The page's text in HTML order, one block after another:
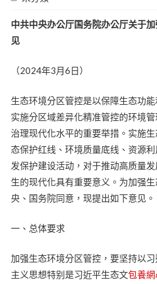
中共中央办公厅国务院办公厅关于
见
（2024年3月6日）
生态环境分区管控是以保障生态功
实施分区域差异化精准管控的环境
治理现代化水平的重要举措。实施
态保护红线、环境质量底线、资源
发保护建设活动，对于推动高质量
生的现代化具有重要意义。为加强
央、国务院同意，现提出如下意见。
一、总体要求
加强生态环境分区管控，要坚持以
主义思想特别是习近平生态文包養